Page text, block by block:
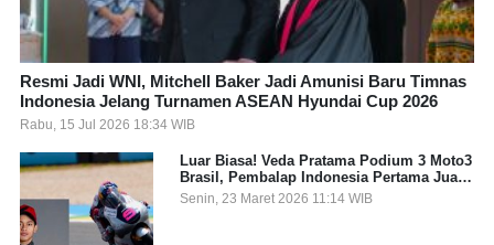
Resmi Jadi WNI, Mitchell Baker Jadi Amunisi Baru Timnas
Indonesia Jelang Turnamen ASEAN Hyundai Cup 2026
Rabu, 15 Jul 2026 18:34 WIB
Luar Biasa! Veda Pratama Podium 3 Moto3
Brasil, Pembalap Indonesia Pertama Juara
Grand Prix
Senin, 23 Maret 2026 11:14 WIB